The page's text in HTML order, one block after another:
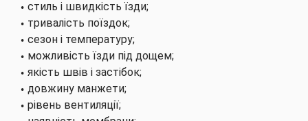
стиль і швидкість їзди;
тривалість поїздок;
сезон і температуру;
можливість їзди під дощем;
якість швів і застібок;
довжину манжети;
рівень вентиляції;